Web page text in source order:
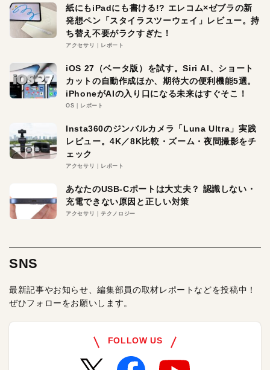
紙にもiPadにも書ける!? エレコム×ゼブラの新
発想ペン「スタイラスツーウェイ」レビュー。持
ち替え不要がラクすぎた！
アクセサリ レポート
iOS 27（ベータ版）を試す。Siri AI、ショート
カットの自動作成ほか、期待大の便利機能5選。
iPhoneがAIの入り口になる未来はすぐそこ！
OS レポート
Insta360のジンバルカメラ「Luna Ultra」実践
レビュー。4K／8K比較・ズーム・夜間撮影をチ
ェック
アクセサリ レポート
あなたのUSB-Cポートは大丈夫？ 認識しない・
充電できない原因と正しい対策
アクセサリ テクノロジー
SNS
最新記事やお知らせ、編集部員の取材レポートなどを投稿中！
ぜひフォローをお願いします。
FOLLOW US